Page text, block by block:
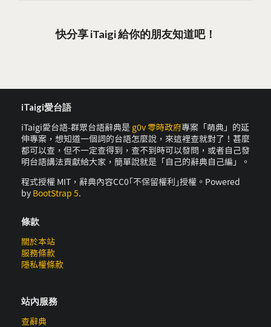
快分享 iTaigi 給你的朋友知道吧！
iTaigi愛台語
iTaigi愛台語-群眾台語辭典是 g0v 零時政府專案「萌典」的延
伸專案，想知道一個詞的台語怎麼說，來這裡查就對了！甚麼
都可以查，但不一定查得到，查不到時可以發問，或者自己發
明台語講法貢獻給大家，簡單說就是「自己的辭典自己編」。
程式授權 MIT，辭典內容CC0｢不保留權利｣授權。Powered
by BootStrap 5.
條款
關於本站
服務條款
隱私權條款
站內服務
查辭典